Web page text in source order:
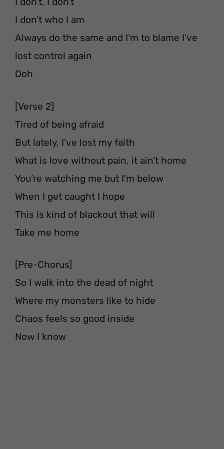
I don’t who I am
Always do the same and I’m to blame I’ve
lost control again
Ooh
[Verse 2]
Tired of being afraid
But lately, I’ve lost my faith
What is love without pain, it ain’t home
You’re watching me but I’m below
When I get caught I hope
This is kind of blackout that will
Take me home
[Pre-Chorus]
So I walk into the dead of night
Where my monsters like to hide
Chaos feels so good inside
Now I know